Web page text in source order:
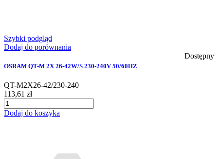
Szybki podgląd
Dodaj do porównania
Dostępny
OSRAM QT-M 2X 26-42W/S 230-240V 50/60HZ
QT-M2X26-42/230-240
113,61 zł
Dodaj do koszyka